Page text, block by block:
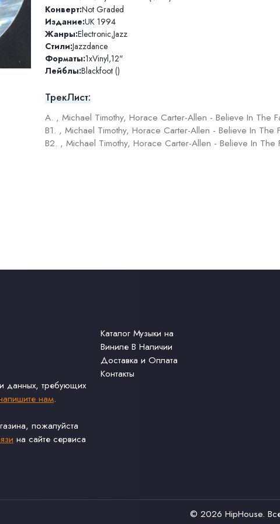
Конверт:Not Graded
Издание:UK 1994
Жанры:Electronic,Jazz
Стили:Jazzdance
Форматы:1xVinyl,12"
Лейблы:Blackfoot ()
ТрекЛист:
A. , Michael Timothy, Horace Carter-Allen - Believe In The
B1. , Michael Timothy, Horace Carter-Allen - Believe In The
B2. , Michael Timothy, Horace Carter-Allen - Believe In The
данных, требующих
нам.
пожалуйста
на сайте сервиса
Каталог Музыки на
Виниле В Наличии
Доставка и Оплата
Контакты
© 2026 HipHouse.